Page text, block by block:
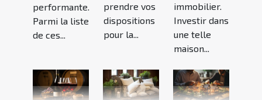
performante.
Parmi la liste
de ces...
prendre vos
dispositions
pour la...
immobilier.
Investir dans
une telle
maison...